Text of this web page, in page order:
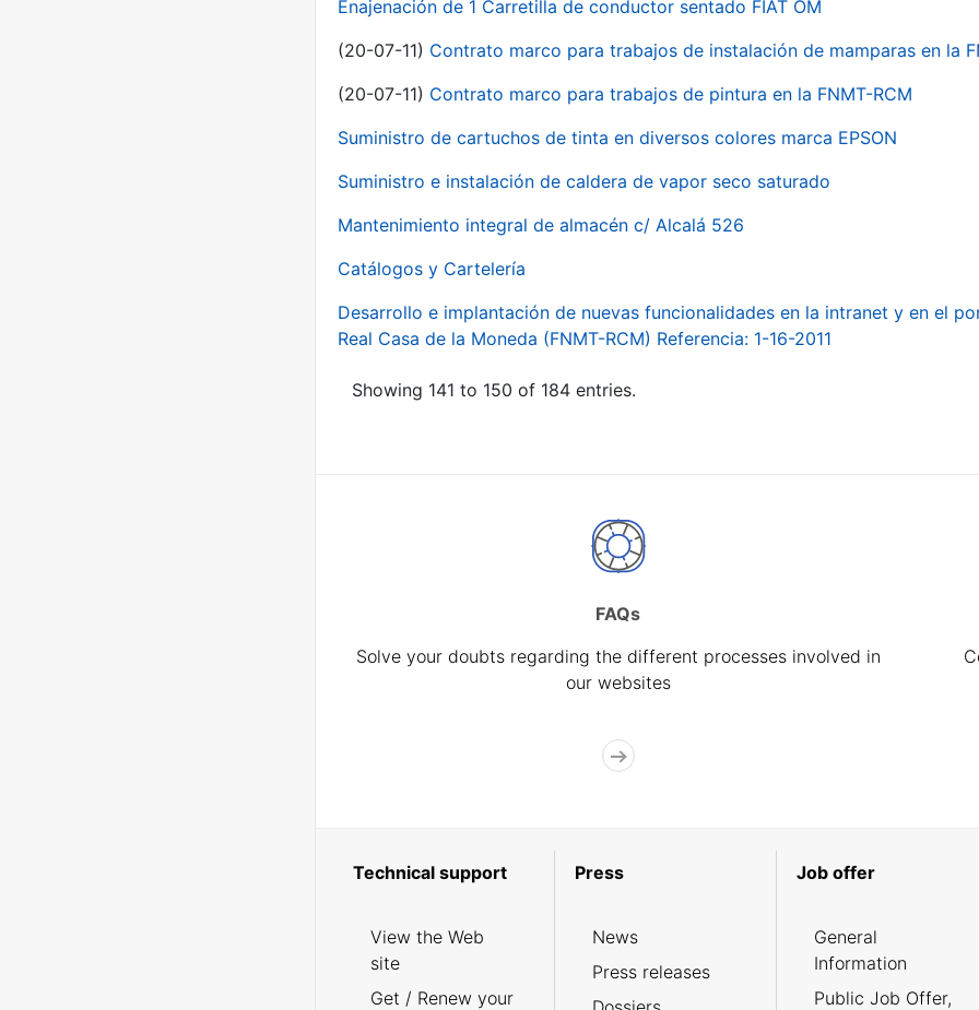
Enajenación de 1 Carretilla de conductor sentado FIAT OM
(20-07-11) Contrato marco para trabajos de instalación de mamparas en la
(20-07-11) Contrato marco para trabajos de pintura en la FNMT-RCM
Suministro de cartuchos de tinta en diversos colores marca EPSON
Suministro e instalación de caldera de vapor seco saturado
Mantenimiento integral de almacén c/ Alcalá 526
Catálogos y Cartelería
Desarrollo e implantación de nuevas funcionalidades en la intranet y en el
Real Casa de la Moneda (FNMT-RCM) Referencia: 1-16-2011
Showing 141 to 150 of 184 entries.
FAQs
Solve your doubts regarding the different processes involved in
our websites
Technical support
View the Web
site
Get / Renew your
Press
News
Press releases
Job offer
General
Information
Public Job Offer,